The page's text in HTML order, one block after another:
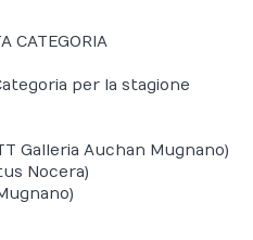
CATEGORIA
per la stagione
Galleria Auchan Mugnano)
Nocera)